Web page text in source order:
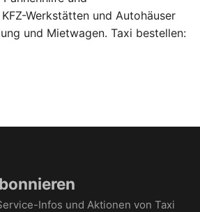
KFZ-Werkstätten und Autohäuser
und Mietwagen. Taxi bestellen:
Infos und Aktionen von Taxi